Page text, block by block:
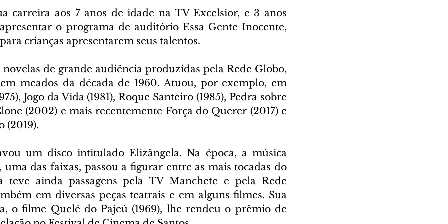
carreira aos 7 anos de idade na TV Excelsior, e 3 anos
o programa de auditório Essa Gente Inocente,
crianças apresentarem seus talentos.
de grande audiência produzidas pela Rede Globo,
meados da década de 1960. Atuou, por exemplo, em
Jogo da Vida (1981), Roque Santeiro (1985), Pedra sobre
(2002) e mais recentemente Força do Querer (2017) e
(2019).
um disco intitulado Elizângela. Na época, a música
uma das faixas, passou a figurar entre as mais tocadas do
teve ainda passagens pela TV Manchete e pela Rede
em diversas peças teatrais e em alguns filmes. Sua
o filme Quelé do Pajeú (1969), lhe rendeu o prêmio de